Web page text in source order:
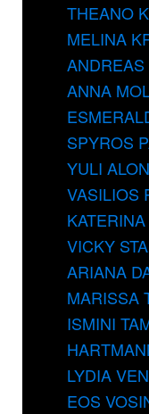
THEANO
MELINA
ANDREAS
ANNA
SPYROS
YULI
VASILIOS
VICKY
ARIANA
MARISSA
ISMINI
LYDIA
EOS